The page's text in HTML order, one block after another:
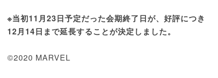
※当初11月23日予定だった会期終了日が、好評につき
12月14日まで延長することが決定しました。
©2020 MARVEL